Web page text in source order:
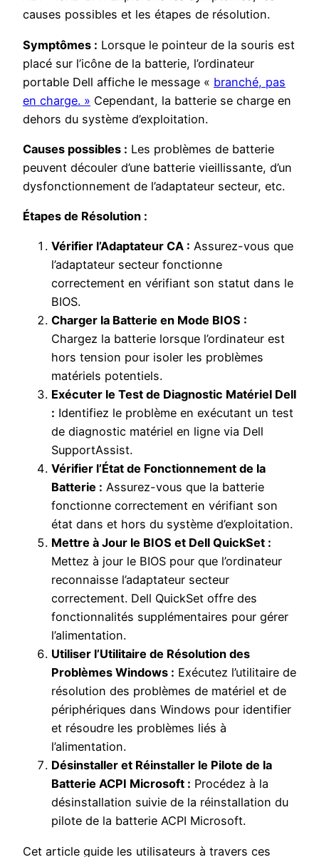
causes possibles et les étapes de résolution.
Symptômes : Lorsque le pointeur de la souris est
placé sur l’icône de la batterie, l’ordinateur
portable Dell affiche le message « branché, pas
en charge. » Cependant, la batterie se charge en
dehors du système d’exploitation.
Causes possibles : Les problèmes de batterie
peuvent découler d’une batterie vieillissante, d’un
dysfonctionnement de l’adaptateur secteur, etc.
Étapes de Résolution :
Vérifier l’Adaptateur CA : Assurez-vous que
l’adaptateur secteur fonctionne
correctement en vérifiant son statut dans le
BIOS.
Charger la Batterie en Mode BIOS :
Chargez la batterie lorsque l’ordinateur est
hors tension pour isoler les problèmes
matériels potentiels.
Exécuter le Test de Diagnostic Matériel Dell
: Identifiez le problème en exécutant un test
de diagnostic matériel en ligne via Dell
SupportAssist.
Vérifier l’État de Fonctionnement de la
Batterie : Assurez-vous que la batterie
fonctionne correctement en vérifiant son
état dans et hors du système d’exploitation.
Mettre à Jour le BIOS et Dell QuickSet :
Mettez à jour le BIOS pour que l’ordinateur
reconnaisse l’adaptateur secteur
correctement. Dell QuickSet offre des
fonctionnalités supplémentaires pour gérer
l’alimentation.
Utiliser l’Utilitaire de Résolution des
Problèmes Windows : Exécutez l’utilitaire de
résolution des problèmes de matériel et de
périphériques dans Windows pour identifier
et résoudre les problèmes liés à
l’alimentation.
Désinstaller et Réinstaller le Pilote de la
Batterie ACPI Microsoft : Procédez à la
désinstallation suivie de la réinstallation du
pilote de la batterie ACPI Microsoft.
Cet article guide les utilisateurs à travers ces